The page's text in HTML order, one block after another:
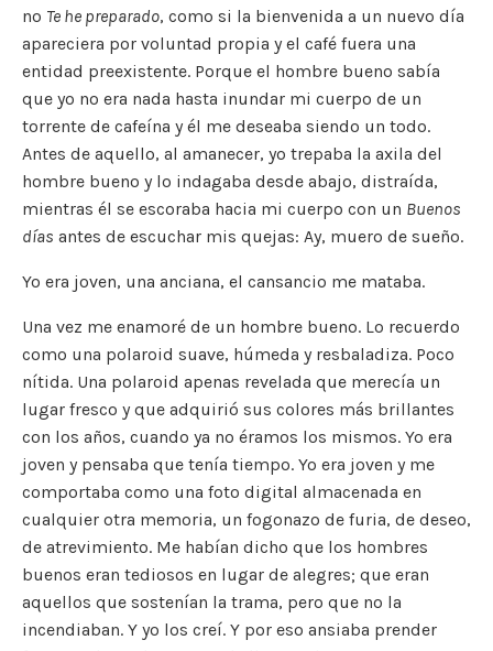
no Te he preparado, como si la bienvenida a un nuevo día
apareciera por voluntad propia y el café fuera una
entidad preexistente. Porque el hombre bueno sabía
que yo no era nada hasta inundar mi cuerpo de un
torrente de cafeína y él me deseaba siendo un todo.
Antes de aquello, al amanecer, yo trepaba la axila del
hombre bueno y lo indagaba desde abajo, distraída,
mientras él se escoraba hacia mi cuerpo con un Buenos
días antes de escuchar mis quejas: Ay, muero de sueño.
Yo era joven, una anciana, el cansancio me mataba.
Una vez me enamoré de un hombre bueno. Lo recuerdo
como una polaroid suave, húmeda y resbaladiza. Poco
nítida. Una polaroid apenas revelada que merecía un
lugar fresco y que adquirió sus colores más brillantes
con los años, cuando ya no éramos los mismos. Yo era
joven y pensaba que tenía tiempo. Yo era joven y me
comportaba como una foto digital almacenada en
cualquier otra memoria, un fogonazo de furia, de deseo,
de atrevimiento. Me habían dicho que los hombres
buenos eran tediosos en lugar de alegres; que eran
aquellos que sostenían la trama, pero que no la
incendiaban. Y yo los creí. Y por eso ansiaba prender